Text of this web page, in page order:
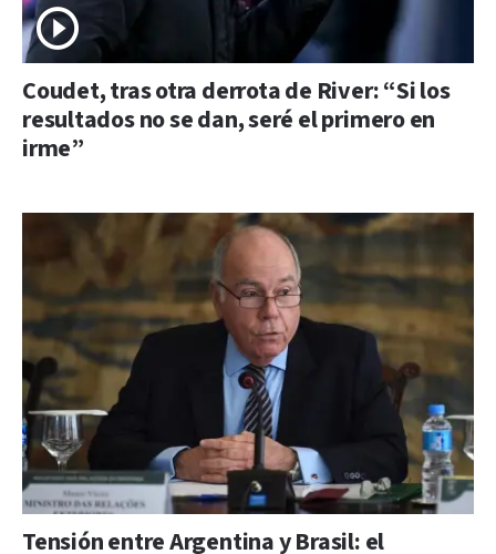
Coudet, tras otra derrota de River: “Si los
resultados no se dan, seré el primero en
irme”
Tensión entre Argentina y Brasil: el